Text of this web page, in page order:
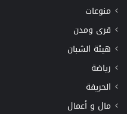
منوعات
قرى ومدن
هيئة الشبان
رياضة
الحريفة
مال و أعمال